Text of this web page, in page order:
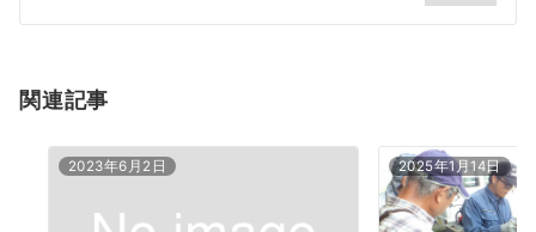
シ
ン
関連記事
2023年6月2日 2025年1月14日